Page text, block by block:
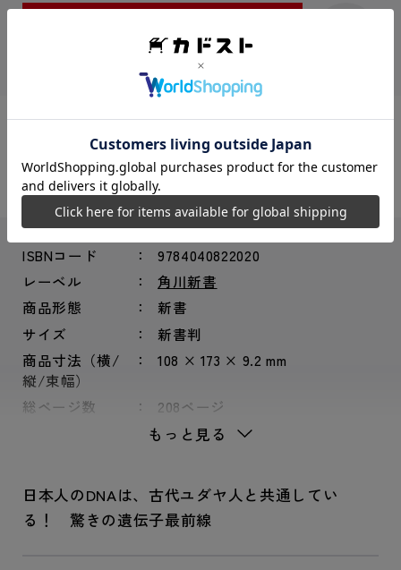
シェアする：
ISBNコード
9784040822020
レーベル
角川新書
商品形態
新書
サイズ
新書判
商品寸法（横/
縦/束幅）
108 × 173 × 9.2 mm
総ページ数 208ページ
もっと見る
日本人のDNAは、古代ユダヤ人と共通してい
る！ 驚きの遺伝子最前線